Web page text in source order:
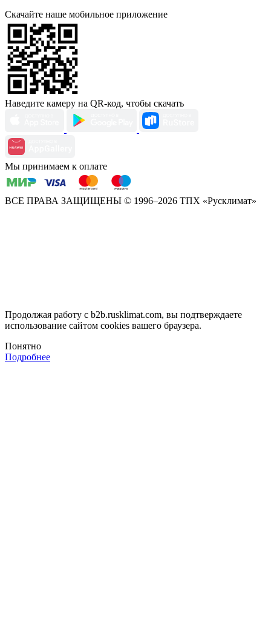
Скачайте наше мобильное приложение
Наведите камеру на QR-код, чтобы скачать
Мы принимаем к оплате
ВСЕ ПРАВА ЗАЩИЩЕНЫ © 1996–2026 ТПХ «Русклимат»
Продолжая работу с b2b.rusklimat.com, вы подтверждаете
использование сайтом cookies вашего браузера.
Понятно
Подробнее